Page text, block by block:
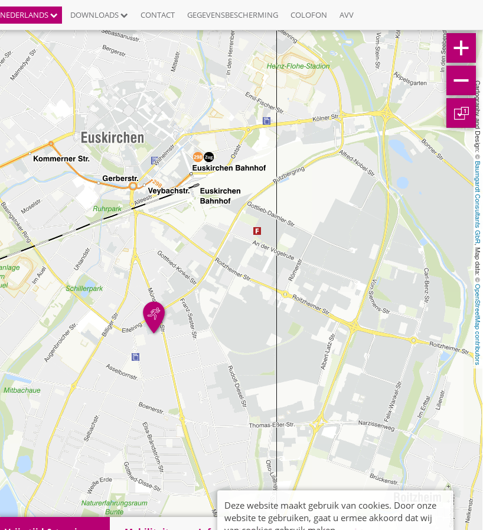
NEDERLANDS DOWNLOADS CONTACT GEGEVENSBESCHERMING COLOFON AVV
Cartography and Design: ©
Baumgardt Consultants GbR
, Map data: ©
OpenStreetMap contributors
1
Deze website maakt gebruik van cookies. Door onze
website te gebruiken, gaat u ermee akkoord dat wij